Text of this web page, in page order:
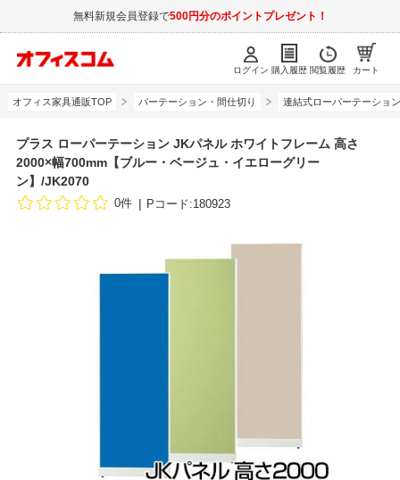
無料新規会員登録で500円分のポイントプレゼント！
ログイン 購入履歴 閲覧履歴 カート
オフィス家具通販TOP パーテーション・間仕切り 連結式ローパーテーション
プラス ローパーテーション JKパネル ホワイトフレーム 高さ
2000×幅700mm【ブルー・ベージュ・イエローグリー
ン】/JK2070
0件 Pコード:180923